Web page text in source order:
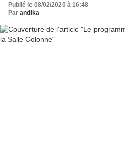
Publié le 08/02/2020 à 16:48
Par andika